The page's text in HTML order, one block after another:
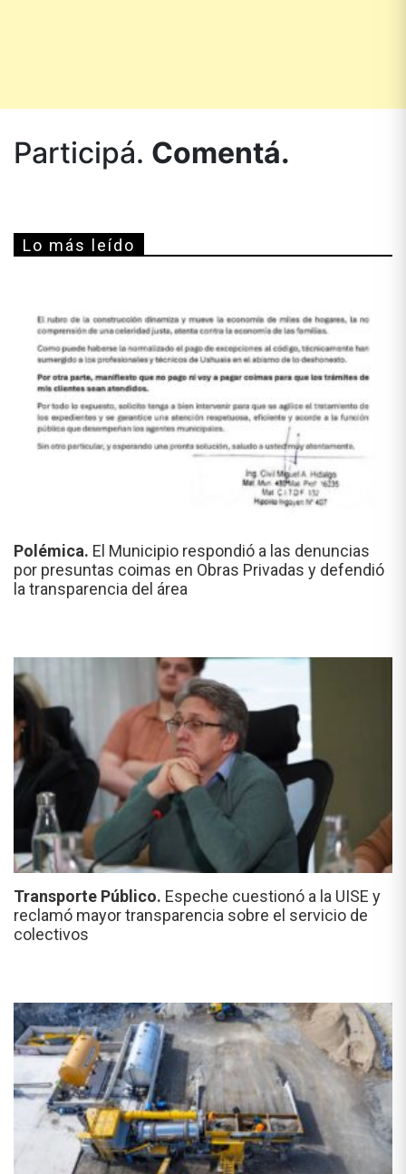
Participá. Comentá.
Lo más leído
Polémica. El Municipio respondió a las denuncias
por presuntas coimas en Obras Privadas y defendió
la transparencia del área
Transporte Público. Espeche cuestionó a la UISE y
reclamó mayor transparencia sobre el servicio de
colectivos